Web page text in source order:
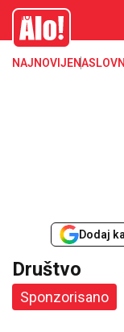
Društvo, društvene teme
Alo
NAJNOVIJE
Dodaj
Društvo
Sponzorisano